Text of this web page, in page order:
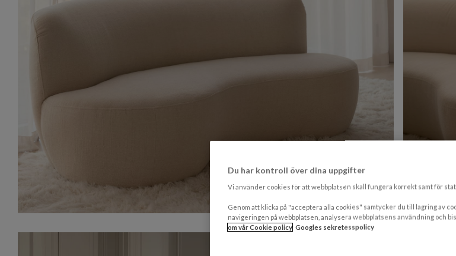
Du har kontroll över dina uppgifter
Vi använder cookies för att webbplatsen skall fungera korrekt samt för
Genom att klicka på "acceptera alla cookies" samtycker du till lagring av
navigeringen på webbplatsen, analysera webbplatsens användning och
om vår Cookie policy Googles sekretesspolicy